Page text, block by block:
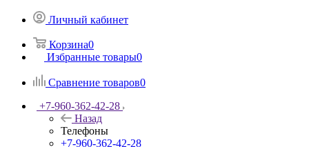
Личный кабинет
Корзина0
Избранные товары0
Сравнение товаров0
+7-960-362-42-28
Назад
Телефоны
+7-960-362-42-28